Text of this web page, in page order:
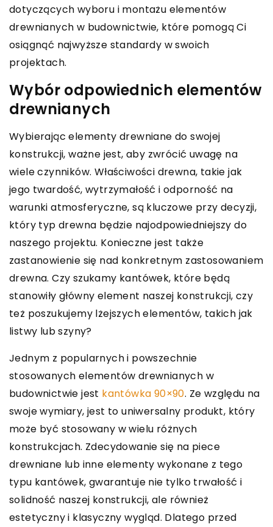
dotyczących wyboru i montażu elementów
drewnianych w budownictwie, które pomogą Ci
osiągnąć najwyższe standardy w swoich
projektach.
Wybór odpowiednich elementów
drewnianych
Wybierając elementy drewniane do swojej
konstrukcji, ważne jest, aby zwrócić uwagę na
wiele czynników. Właściwości drewna, takie jak
jego twardość, wytrzymałość i odporność na
warunki atmosferyczne, są kluczowe przy decyzji,
który typ drewna będzie najodpowiedniejszy do
naszego projektu. Konieczne jest także
zastanowienie się nad konkretnym zastosowaniem
drewna. Czy szukamy kantówek, które będą
stanowiły główny element naszej konstrukcji, czy
też poszukujemy lżejszych elementów, takich jak
listwy lub szyny?
Jednym z popularnych i powszechnie
stosowanych elementów drewnianych w
budownictwie jest kantówka 90×90. Ze względu na
swoje wymiary, jest to uniwersalny produkt, który
może być stosowany w wielu różnych
konstrukcjach. Zdecydowanie się na piece
drewniane lub inne elementy wykonane z tego
typu kantówek, gwarantuje nie tylko trwałość i
solidność naszej konstrukcji, ale również
estetyczny i klasyczny wygląd. Dlatego przed